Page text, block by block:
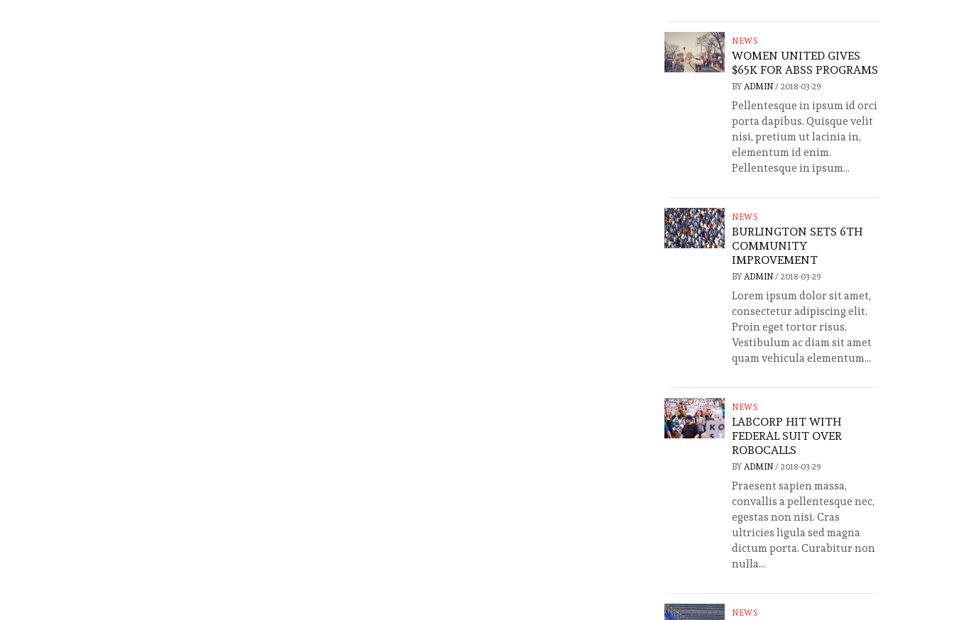
NEWS
WOMEN UNITED GIVES
$65K FOR ABSS PROGRAMS
BY ADMIN / 2018-03-29
Pellentesque in ipsum id orci
porta dapibus. Quisque velit
nisi, pretium ut lacinia in,
elementum id enim.
Pellentesque in ipsum...
NEWS
BURLINGTON SETS 6TH
COMMUNITY
IMPROVEMENT
BY ADMIN / 2018-03-29
Lorem ipsum dolor sit amet,
consectetur adipiscing elit.
Proin eget tortor risus.
Vestibulum ac diam sit amet
quam vehicula elementum...
NEWS
LABCORP HIT WITH
FEDERAL SUIT OVER
ROBOCALLS
BY ADMIN / 2018-03-29
Praesent sapien massa,
convallis a pellentesque nec,
egestas non nisi. Cras
ultricies ligula sed magna
dictum porta. Curabitur non
nulla...
NEWS